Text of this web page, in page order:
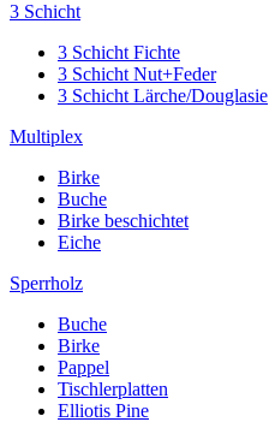
3 Schicht
3 Schicht Fichte
3 Schicht Nut+Feder
3 Schicht Lärche/Douglasie
Multiplex
Birke
Buche
Birke beschichtet
Eiche
Sperrholz
Buche
Birke
Pappel
Tischlerplatten
Elliotis Pine